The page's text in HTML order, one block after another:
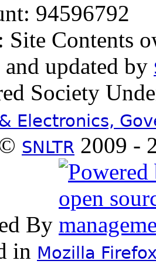
94596792
Contents
updated by
Society
Electronics,
SNLTR 2009 -
By
in Mozilla